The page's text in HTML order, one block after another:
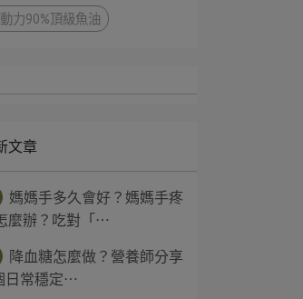
力90%頂級魚油
文章
媽媽手多久會好？媽媽手疼
麼辦？吃對「⋯
降血糖怎麼做？營養師分享
日常穩定⋯